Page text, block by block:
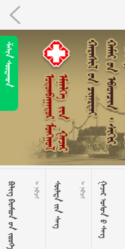
 
 
     
      